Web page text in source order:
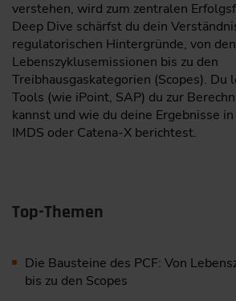
verstehen, wird zum zentralen
Deep Dive schärfst du dein
regulatorischen Hintergründe, von den
Lebenszyklusemissionen bis zu den
Treibhausgaskategorien (Scopes). Du
Tools (wie iPoint, SAP) du zur
kannst und wie du deine Ergebnisse
IMDS oder Catena-X berichtest.
Top-Themen
Die Bausteine des PCF: Von
bis zu den Scopes